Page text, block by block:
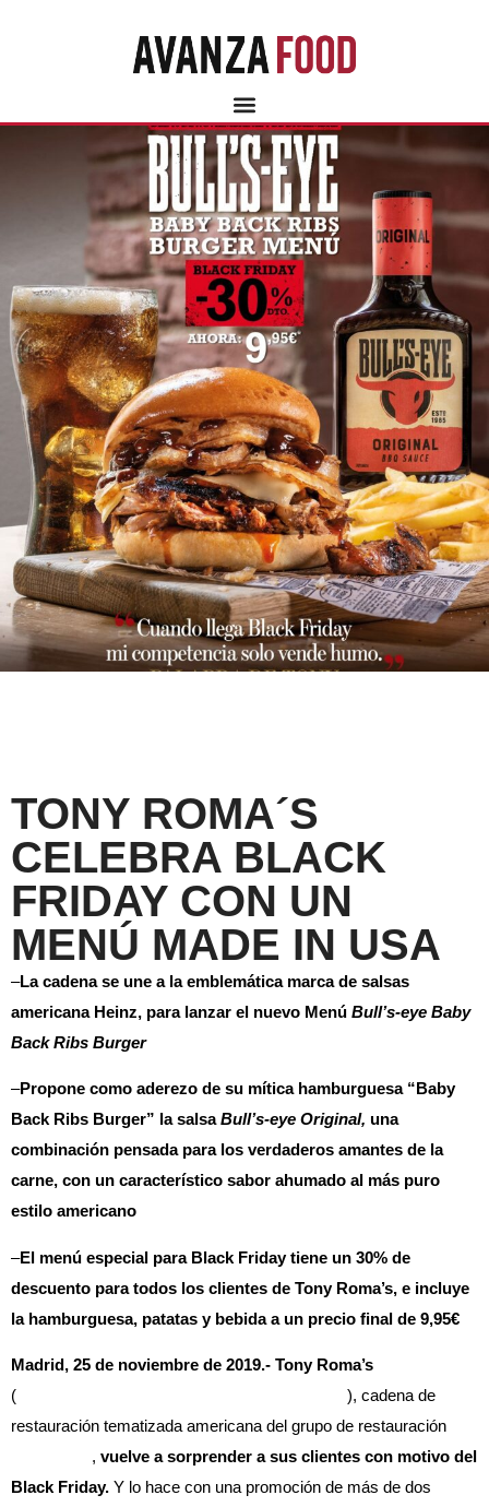
TONY ROMA´S
CELEBRA BLACK
FRIDAY CON UN
MENÚ MADE IN USA
–La cadena se une a la emblemática marca de salsas
americana Heinz, para lanzar el nuevo Menú Bull’s-eye Baby
Back Ribs Burger
–Propone como aderezo de su mítica hamburguesa “Baby
Back Ribs Burger” la salsaBull’s-eye Original, una
combinación pensada para los verdaderos amantes de la
carne, con un característico sabor ahumado al más puro
estilo americano
–El menú especial para Black Friday tiene un 30% de
descuento para todos los clientes de Tony Roma’s, e incluye
la hamburguesa, patatas y bebida a un precio final de 9,95€
Madrid, 25 de noviembre de 2019.- Tony Roma’s
(
), cadena de
restauración tematizada americana del grupo de restauración
, vuelve a sorprender a sus clientes con motivo del
Black Friday. Y lo hace con una promoción de más de dos